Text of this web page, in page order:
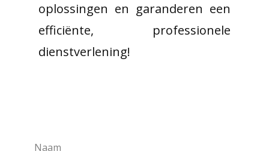
oplossingen en garanderen een
efficiënte, professionele
dienstverlening!